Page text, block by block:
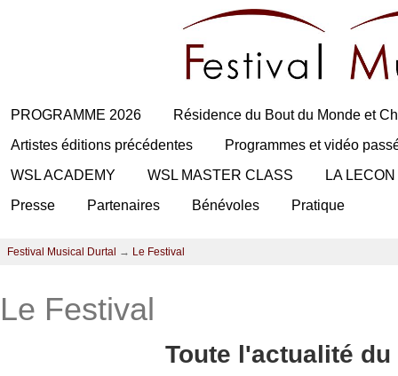
PROGRAMME 2026
Résidence du Bout du Monde et
Artistes éditions précédentes
Programmes et vidéo
WSL ACADEMY
WSL MASTER CLASS
LA
Presse
Partenaires Bénévoles Pratique
Festival Musical Durtal → Le Festival
Le Festival
Toute l'actualité